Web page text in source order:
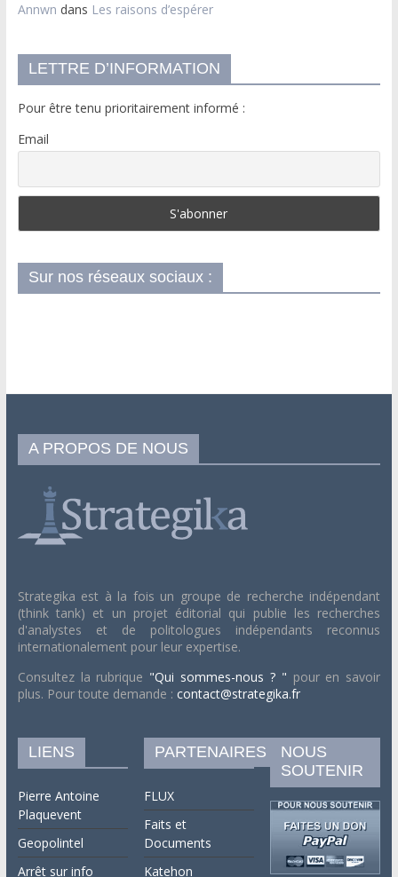
Annwn dans Les raisons d’espérer
LETTRE D’INFORMATION
Pour être tenu prioritairement informé :
Email
Sur nos réseaux sociaux :
A PROPOS DE NOUS
Strategika est à la fois un groupe de recherche indépendant
(think tank) et un projet éditorial qui publie les recherches
d'analystes et de politologues indépendants reconnus
internationalement pour leur expertise.
Consultez la rubrique "Qui sommes-nous ? " pour en savoir
plus. Pour toute demande : contact@strategika.fr
LIENS
Pierre Antoine
Plaquevent
Geopolintel
Arrêt sur info
PARTENAIRES
FLUX
Faits et
Documents
Katehon
NOUS
SOUTENIR